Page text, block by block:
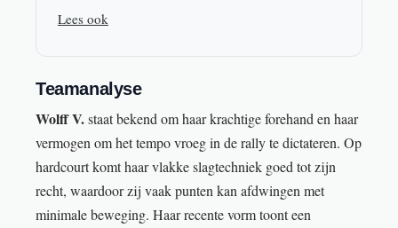
Lees ook
Teamanalyse
Wolff V.staat bekend om haar krachtige forehand en haar
vermogen om het tempo vroeg in de rally te dictateren. Op
hardcourt komt haar vlakke slagtechniek goed tot zijn
recht, waardoor zij vaak punten kan afdwingen met
minimale beweging. Haar recente vorm toont een